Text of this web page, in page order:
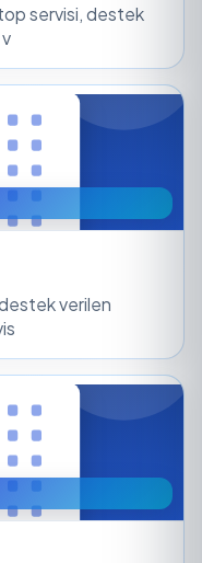
servisi, destek
verilen